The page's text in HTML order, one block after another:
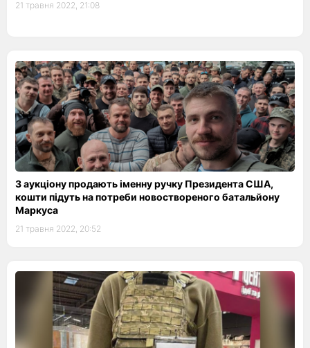
21 травня 2022, 21:08
З аукціону продають іменну ручку Президента США,
кошти підуть на потреби новоствореного батальйону
Маркуса
21 травня 2022, 20:52